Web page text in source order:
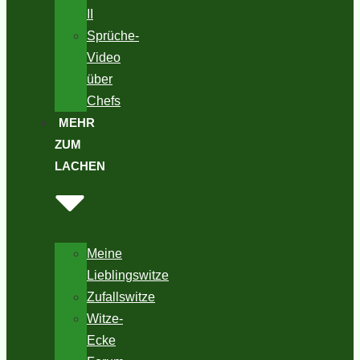
Sprüche-
Video
über
Chefs
MEHR
ZUM
LACHEN
Meine
Lieblingswitze
Zufallswitze
Witze-
Ecke